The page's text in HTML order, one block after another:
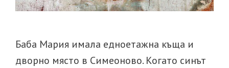
Баба Мария имала едноетажна къща и
дворно място в Симеоново. Когато синът